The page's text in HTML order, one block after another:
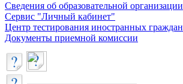
Сведения об образовательной организации
Сервис "Личный кабинет"
Центр тестирования иностранных граждан
Документы приемной комиссии